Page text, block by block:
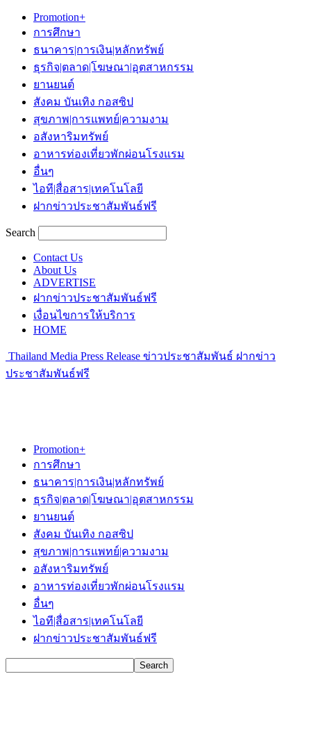
Promotion+
การศึกษา
ธนาคาร|การเงิน|หลักทรัพย์
ธุรกิจ|ตลาด|โฆษณา|อุตสาหกรรม
ยานยนต์
สังคม บันเทิง กอสซิป
สุขภาพ|การแพทย์|ความงาม
อสังหาริมทรัพย์
อาหารท่องเที่ยวพักผ่อนโรงแรม
อื่นๆ
ไอที|สื่อสาร|เทคโนโลยี
ฝากข่าวประชาสัมพันธ์ฟรี
Search
Contact Us
About Us
ADVERTISE
ฝากข่าวประชาสัมพันธ์ฟรี
เงื่อนไขการให้บริการ
HOME
Thailand Media Press Release ข่าวประชาสัมพันธ์ ฝากข่าว
ประชาสัมพันธ์ฟรี
Promotion+
การศึกษา
ธนาคาร|การเงิน|หลักทรัพย์
ธุรกิจ|ตลาด|โฆษณา|อุตสาหกรรม
ยานยนต์
สังคม บันเทิง กอสซิป
สุขภาพ|การแพทย์|ความงาม
อสังหาริมทรัพย์
อาหารท่องเที่ยวพักผ่อนโรงแรม
อื่นๆ
ไอที|สื่อสาร|เทคโนโลยี
ฝากข่าวประชาสัมพันธ์ฟรี